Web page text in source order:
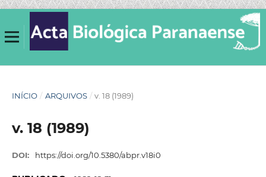
INÍCIO / ARQUIVOS / v. 18 (1989)
v. 18 (1989)
DOI: https://doi.org/10.5380/abpr.v18i0